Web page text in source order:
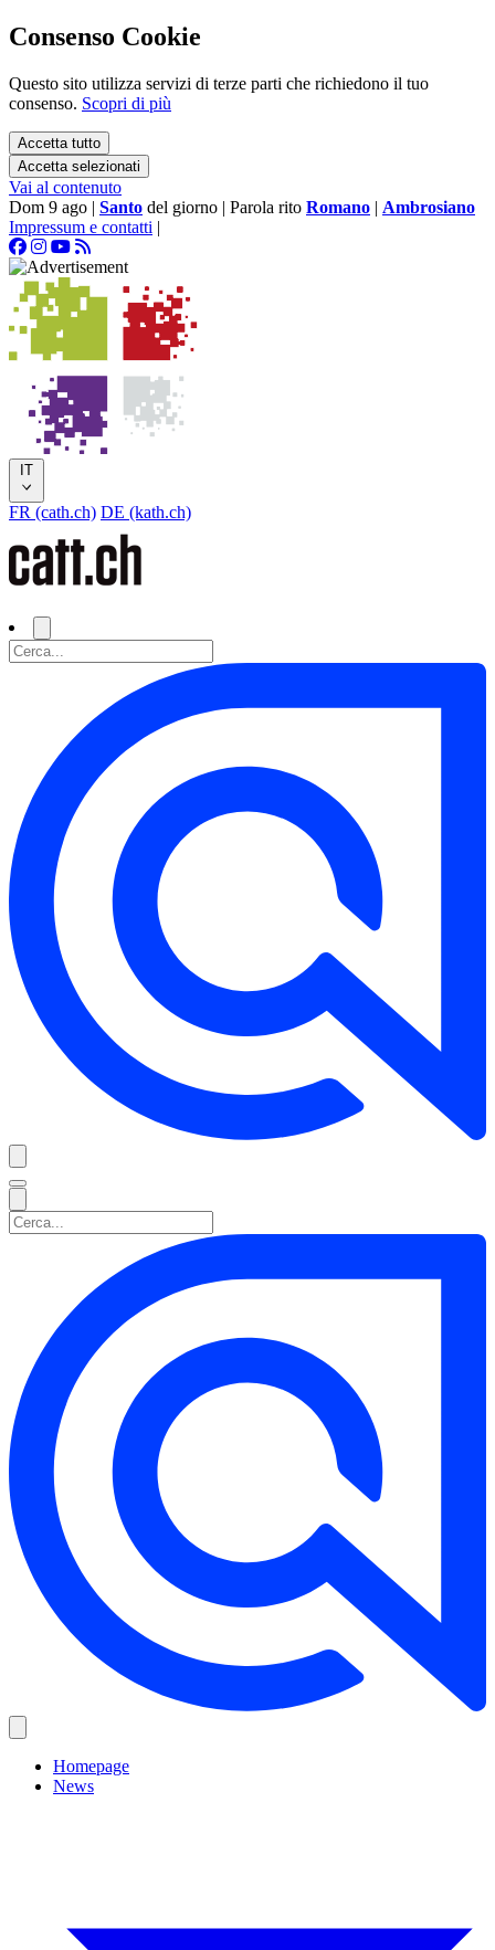
Consenso Cookie
Questo sito utilizza servizi di terze parti che richiedono il tuo
consenso. Scopri di più
Accetta tutto
Accetta selezionati
Vai al contenuto
Dom 9 ago | Santo del giorno | Parola rito Romano | Ambrosiano
Impressum e contatti |
IT
FR (cath.ch) DE (kath.ch)
Homepage
News